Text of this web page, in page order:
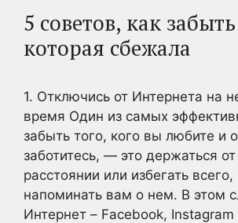
5 советов, как
которая сбежала
1. Отключись от Интернета на
время Один из самых
забыть того, кого вы любите и
заботитесь, — это держаться
расстоянии или избегать
напоминать вам о нем. В этом
Интернет – Facebook,